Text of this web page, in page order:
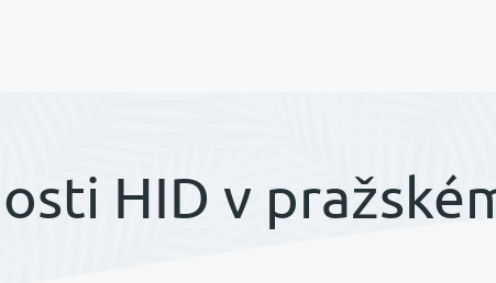
Prodej rostlin a
HID v